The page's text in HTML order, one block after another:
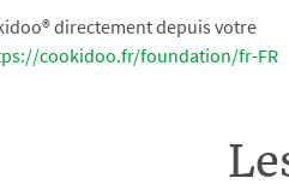
directement depuis votre
cookidoo.fr/foundation/fr-FR